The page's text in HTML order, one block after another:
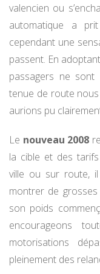
valencien ou
automatique a
cependant une
passent. En
passagers ne sont
tenue de route
aurions pu
Le nouveau 2008
la cible et des
ville ou sur route, il
montrer de
son poids
encourageons
motorisations
pleinement des